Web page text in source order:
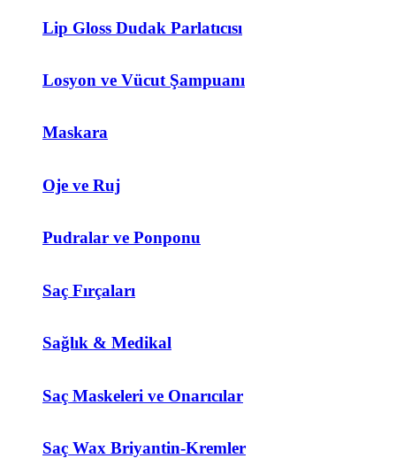
Lip Gloss Dudak Parlatıcısı
Losyon ve Vücut Şampuanı
Maskara
Oje ve Ruj
Pudralar ve Ponponu
Saç Fırçaları
Sağlık & Medikal
Saç Maskeleri ve Onarıcılar
Saç Wax Briyantin-Kremler